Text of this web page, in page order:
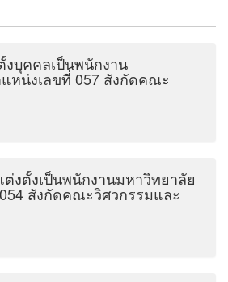
งบุคคลเป็นพนักงาน
หน่งเลขที่ 057 สังกัดคณะ
งตั้งเป็นพนักงานมหาวิทยาลัย
สังกัดคณะวิศวกรรมและ